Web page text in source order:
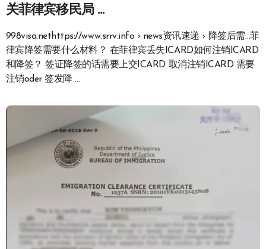
关菲律宾移民局 …
998visa.nethttps://www.srrv.info › news资讯速递 › 降签后需…菲
律宾降签需要什么材料？ 在菲律宾丢失ICARD如何注销ICARD
和降签？ 签证降签的话需要上交ICARD 取消注销ICARD 需要
注销oder 签发降 …